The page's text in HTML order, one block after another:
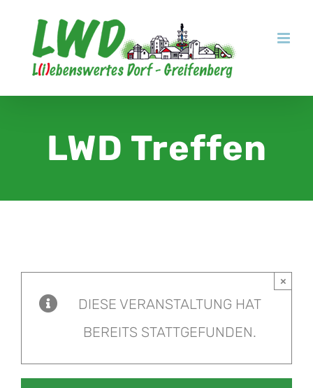
Inhalt
springen
LWD Treffen
DIESE VERANSTALTUNG HAT
BEREITS STATTGEFUNDEN.
×